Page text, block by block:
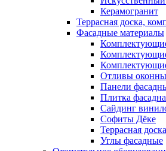
Керамогранит
Террасная доска,
Фасадные материалы
Отливы
Панели
Плитка
Сайдинг
Софиты Дёке
Террасная доска
Углы фасадные